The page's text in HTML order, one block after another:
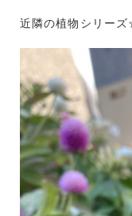
近隣の植物シリー